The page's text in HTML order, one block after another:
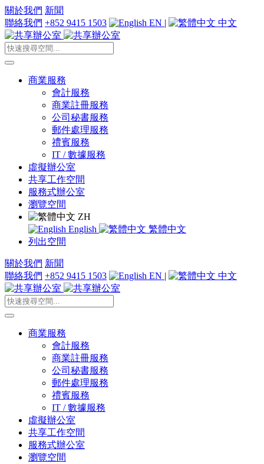
關於我們 新聞
聯絡我們 +852 9415 1503 EN | 中文
商業服務
會計服務
商業註冊服務
公司秘書服務
郵件處理服務
禮賓服務
IT / 數據服務
虛擬辦公室
共享工作空間
服務式辦公室
瀏覽空間
ZH
English
繁體中文
列出空間
關於我們 新聞
聯絡我們 +852 9415 1503 EN | 中文
商業服務
會計服務
商業註冊服務
公司秘書服務
郵件處理服務
禮賓服務
IT / 數據服務
虛擬辦公室
共享工作空間
服務式辦公室
瀏覽空間